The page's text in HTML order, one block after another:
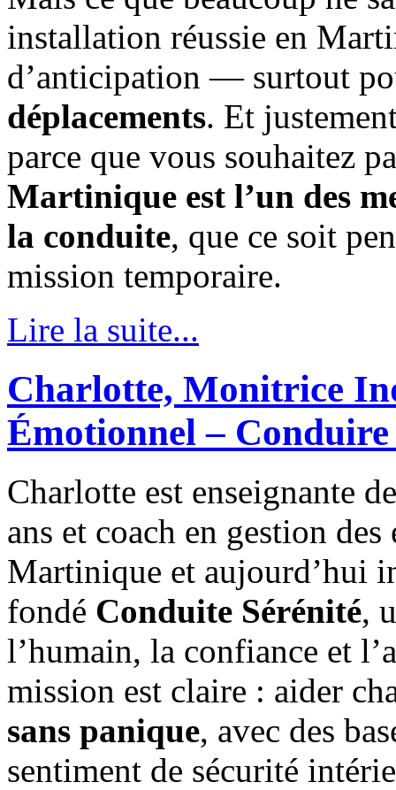
installation réussie en
d’anticipation — surtout
déplacements. Et
parce que vous souhaitez
Martinique est l’un des
la conduite, que ce soit
mission temporaire.
Lire la suite...
Charlotte, Monitrice
Émotionnel – Conduire
Charlotte est enseignante
ans et coach en gestion
Martinique et aujourd’hui
fondé Conduite Sérénité,
l’humain, la confiance et
mission est claire : aider
sans panique, avec des
sentiment de sécurité